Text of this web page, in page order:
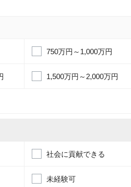
750万円～1,000万円
1,500万円～2,000万円
社会に貢献できる
未経験可